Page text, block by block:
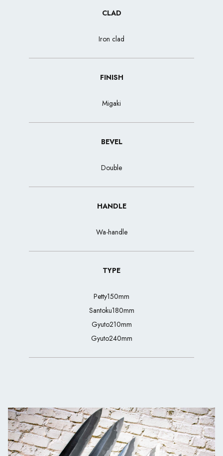
CLAD
Iron clad
FINISH
Migaki
BEVEL
Double
HANDLE
Wa-handle
TYPE
Petty150mm
Santoku180mm
Gyuto210mm
Gyuto240mm